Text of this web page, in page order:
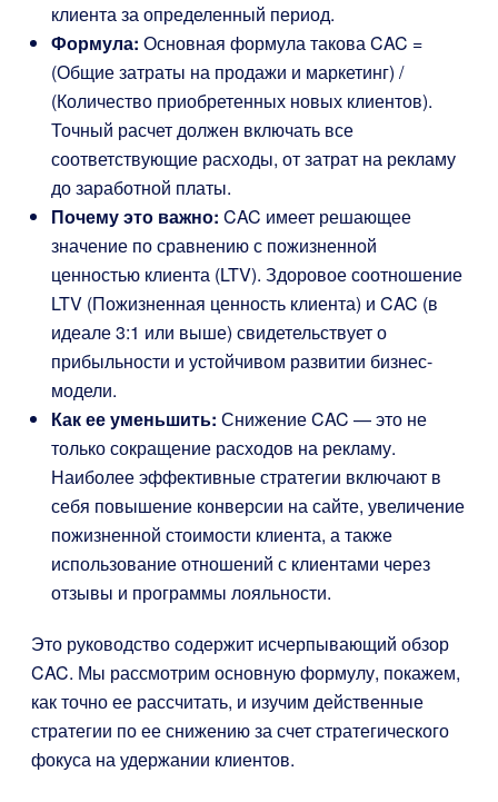
клиента за определенный период.
Формула: Основная формула таковаCAC =
(Общие затраты на продажи и маркетинг) /
(Количество приобретенных новых клиентов).
Точный расчет должен включать все
соответствующие расходы, от затрат на рекламу
до заработной платы.
Почему это важно: CAC имеет решающее
значение по сравнению с пожизненной
ценностью клиента (LTV). Здоровое соотношение
LTV (Пожизненная ценность клиента) и CAC (в
идеале 3:1 или выше) свидетельствует о
прибыльности и устойчивом развитии бизнес-
модели.
Как ее уменьшить: Снижение CAC — это не
только сокращение расходов на рекламу.
Наиболее эффективные стратегии включают в
себя повышение конверсии на сайте, увеличение
пожизненной стоимости клиента, а также
использование отношений с клиентами через
отзывы и программы лояльности.
Это руководство содержит исчерпывающий обзор
CAC. Мы рассмотрим основную формулу, покажем,
как точно ее рассчитать, и изучим действенные
стратегии по ее снижению за счет стратегического
фокуса на удержании клиентов.